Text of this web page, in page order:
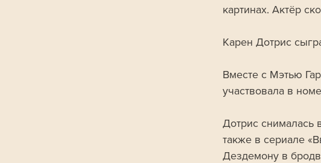
картинах. Актёр
Карен Дотрис
Вместе с Мэтью
участвовала в
Дотрис снималась
также в сериале
Дездемону в